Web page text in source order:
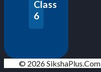
Class
6
© 2026 SikshaPlus.Com